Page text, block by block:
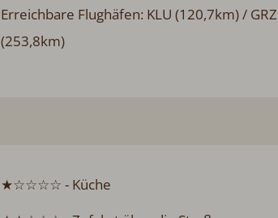
Erreichbare Flughäfen: KLU (120,7km) / GRZ
(253,8km)
★☆☆☆☆ - Küche